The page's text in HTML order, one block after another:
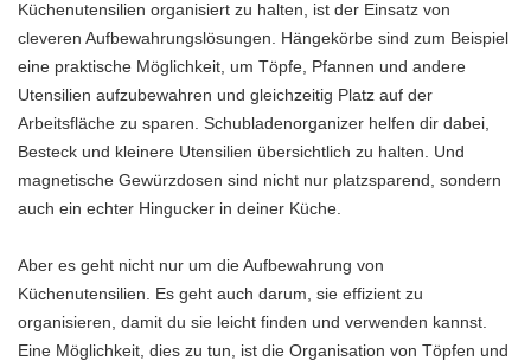
Küchenutensilien organisiert zu halten, ist der Einsatz von
cleveren Aufbewahrungslösungen. Hängekörbe sind zum Beispiel
eine praktische Möglichkeit, um Töpfe, Pfannen und andere
Utensilien aufzubewahren und gleichzeitig Platz auf der
Arbeitsfläche zu sparen. Schubladenorganizer helfen dir dabei,
Besteck und kleinere Utensilien übersichtlich zu halten. Und
magnetische Gewürzdosen sind nicht nur platzsparend, sondern
auch ein echter Hingucker in deiner Küche.
Aber es geht nicht nur um die Aufbewahrung von
Küchenutensilien. Es geht auch darum, sie effizient zu
organisieren, damit du sie leicht finden und verwenden kannst.
Eine Möglichkeit, dies zu tun, ist die Organisation von Töpfen und